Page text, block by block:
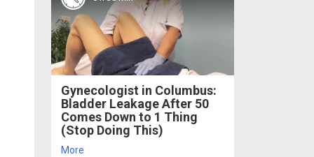
Gynecologist in Columbus:
Bladder Leakage After 50
Comes Down to 1 Thing
(Stop Doing This)
More